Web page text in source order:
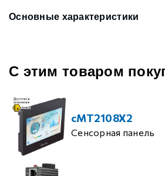
Основные характеристики
С этим товаром
cMT2108X2
Сенсорная панель